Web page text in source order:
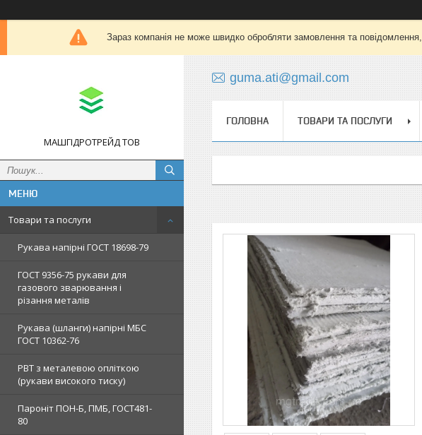
Зараз компанія не може швидко обробляти замовлення та
МАШГІДРОТРЕЙД ТОВ
Товари та послуги
Рукава напірні ГОСТ 18698-79
ГОСТ 9356-75 рукави для
газового зварювання і
різання металів
Рукава (шланги) напірні МБС
ГОСТ 10362-76
РВТ з металевою опліткою
(рукави високого тиску)
Пароніт ПОН-Б, ПМБ, ГОСТ481-
80
guma.ati@gmail.com
ГОЛОВНА ТОВАРИ ТА ПОСЛУГИ